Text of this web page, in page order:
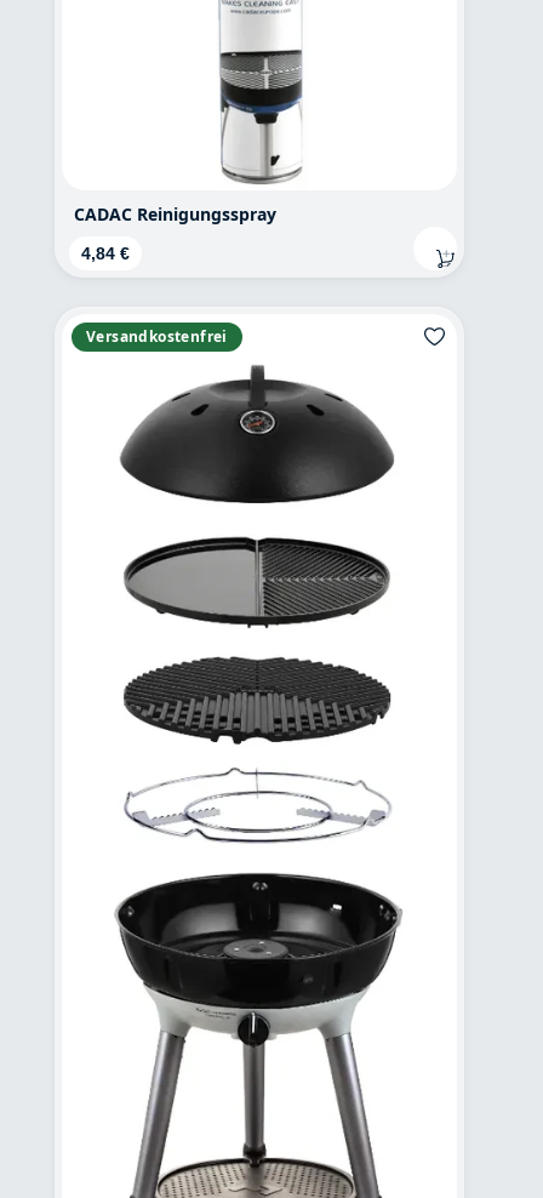
CADAC Reinigungsspray
Regulärer Preis:
4,84 €
Versandkostenfrei